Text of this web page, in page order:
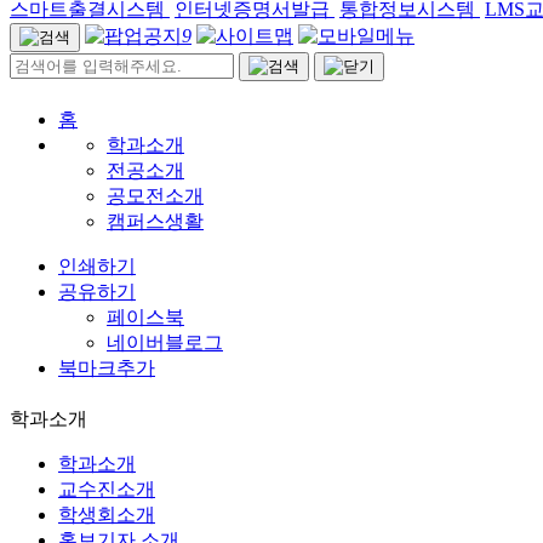
스마트출결시스템 인터넷증명서발급 통합정보시스템 LMS
9
홈
학과소개
전공소개
공모전소개
캠퍼스생활
인쇄하기
공유하기
페이스북
네이버블로그
북마크추가
학과소개
학과소개
교수진소개
학생회소개